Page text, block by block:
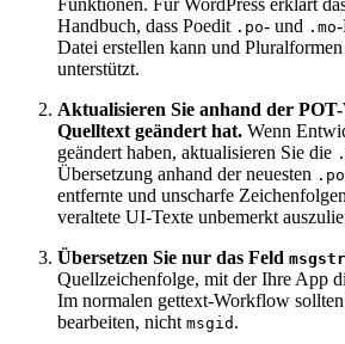
Handbuch, dass Poedit .po- und .mo
Datei erstellen kann und
unterstützt.
Aktualisieren Sie anhand der
Quelltext geändert hat. Wenn
geändert haben, aktualisieren Sie die
Übersetzung anhand der neuesten
entfernte und unscharfe
veraltete UI-Texte unbemerkt
Übersetzen Sie nur das Feld msgstr
Quellzeichenfolge, mit der Ihre App
Im normalen gettext-Workflow
bearbeiten, nicht msgid .